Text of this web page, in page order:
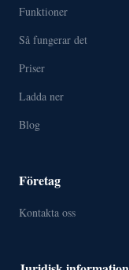
Funktioner
Så fungerar det
Priser
Ladda ner
Blog
Företag
Kontakta oss